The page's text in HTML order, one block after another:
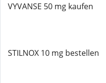
VYVANSE 50 mg kaufen
STILNOX 10 mg bestellen